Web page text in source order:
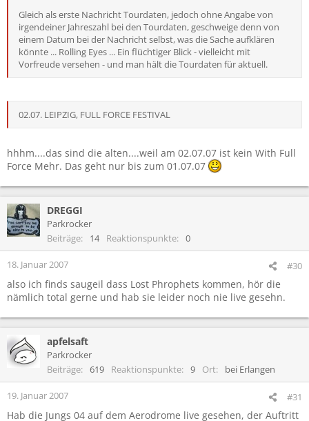
Gleich als erste Nachricht Tourdaten, jedoch ohne Angabe von
irgendeiner Jahreszahl bei den Tourdaten, geschweige denn von
einem Datum bei der Nachricht selbst, was die Sache aufklären
könnte ... Rolling Eyes ... Ein flüchtiger Blick - vielleicht mit
Vorfreude versehen - und man hält die Tourdaten für aktuell.
02.07. LEIPZIG, FULL FORCE FESTIVAL
hhhm....das sind die alten....weil am 02.07.07 ist kein With Full
Force Mehr. Das geht nur bis zum 01.07.07
DREGGI
Parkrocker
Beiträge
14 Reaktionspunkte 0
18. Januar 2007 #30
also ich finds saugeil dass Lost Phrophets kommen, hör die
nämlich total gerne und hab sie leider noch nie live gesehn.
apfelsaft
Parkrocker
Beiträge
619 Reaktionspunkte 9 Ort bei Erlangen
19. Januar 2007 #31
Hab die Jungs 04 auf dem Aerodrome live gesehen, der Auftritt